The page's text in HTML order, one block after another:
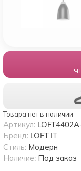
Товара нет в наличии
Артикул:
Бренд: LOFT IT
Стиль: Модерн
Наличие: Под заказ